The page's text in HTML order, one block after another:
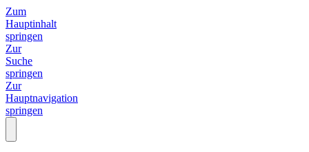
Zum
Hauptinhalt
springen
Zur
Suche
springen
Zur
Hauptnavigation
springen